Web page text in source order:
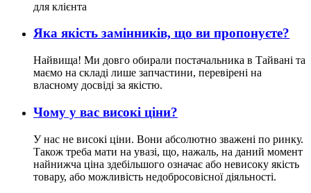
для клієнта
Яка якість замінників, що ви пропонуєте?
Найвища! Ми довго обирали постачальника в Тайвані та
маємо на складі лише запчастини, перевірені на
власному досвіді за якістю.
Чому у вас високі ціни?
У нас не високі ціни. Вони абсолютно зважені по ринку.
Також треба мати на увазі, що, нажаль, на даний момент
найнижча ціна здебільшого означає або невисоку якість
товару, або можливість недобросовісної діяльності.